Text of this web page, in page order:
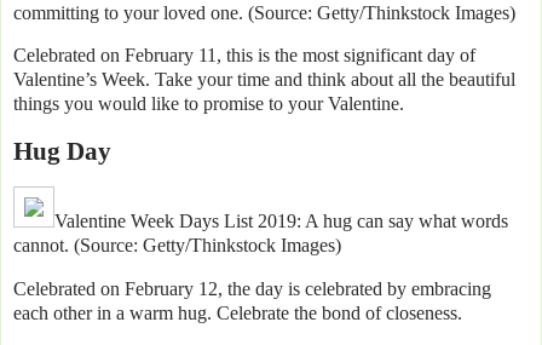
committing to your loved one. (Source: Getty/Thinkstock Images)
Celebrated on February 11, this is the most significant day of
Valentine’s Week. Take your time and think about all the beautiful
things you would like to promise to your Valentine.
Hug Day
Valentine Week Days List 2019: A hug can say what words
cannot. (Source: Getty/Thinkstock Images)
Celebrated on February 12, the day is celebrated by embracing
each other in a warm hug. Celebrate the bond of closeness.